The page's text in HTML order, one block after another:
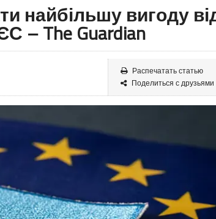
найбільшу вигоду
– The Guardian
Распечатать статью
Поделиться с друзьями